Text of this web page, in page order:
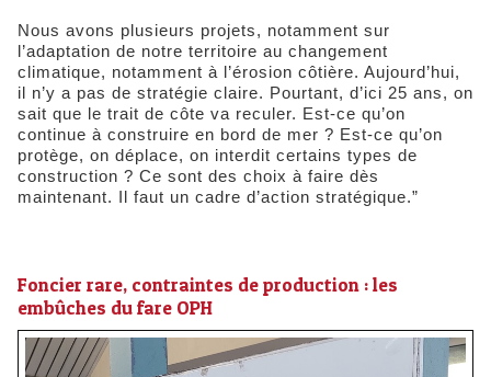
Nous avons plusieurs projets, notamment sur
l’adaptation de notre territoire au changement
climatique, notamment à l’érosion côtière. Aujourd’hui,
il n’y a pas de stratégie claire. Pourtant, d’ici 25 ans, on
sait que le trait de côte va reculer. Est-ce qu’on
continue à construire en bord de mer ? Est-ce qu’on
protège, on déplace, on interdit certains types de
construction ? Ce sont des choix à faire dès
maintenant. Il faut un cadre d’action stratégique.”
Foncier rare, contraintes de production : les
embûches du fare OPH